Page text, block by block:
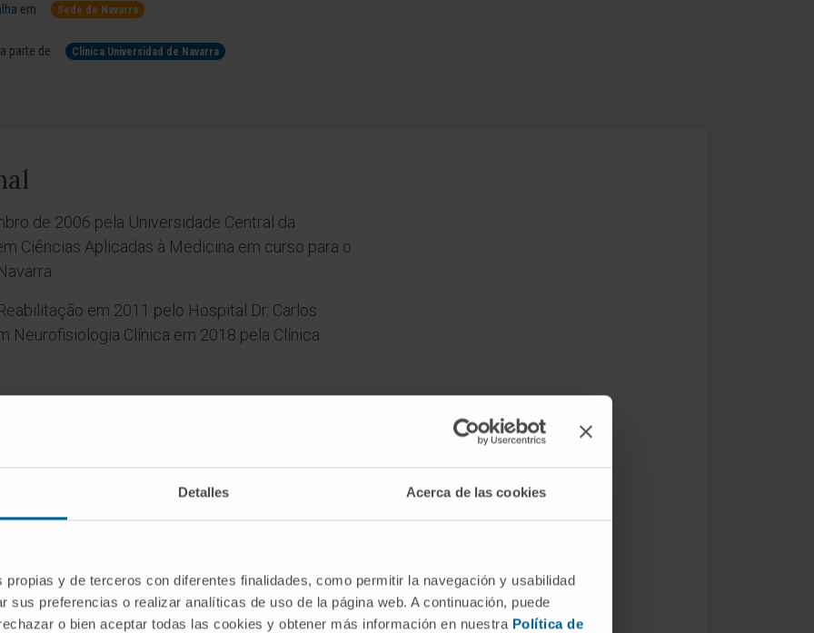
Detalles Acerca de las cookies
propias y de terceros con diferentes finalidades, como permitir la navegación y usabilidad
sus preferencias o realizar analíticas de uso de la página web. A continuación, puede
o bien aceptar todas las cookies y obtener más información en nuestra Política de
em: Sede de Navarra
parte de: Clínica Universidad de Navarra
de 2006 pela Universidade Central da
Ciências Aplicadas à Medicina em curso para o
em 2011 pelo Hospital Dr. Carlos
Neurofisiologia Clínica em 2018 pela Clínica
Estudo e análise de oscilações corticais
nas alterações do sono e na patologia